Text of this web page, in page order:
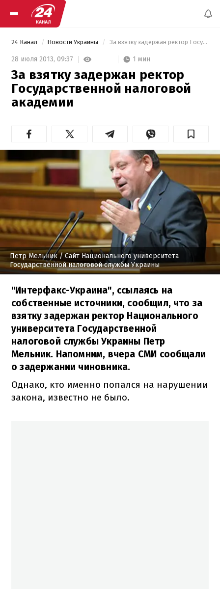
24 Канал Новости Украины За взятку задержан ректор Государственной налоговой академии
28 июля 2013, 09:37 1 мин
За взятку задержан ректор
Государственной налоговой
академии
Петр Мельник/ Сайт Национального университета
Государственной налоговой службы Украины
"Интерфакс-Украина", ссылаясь на
собственные источники, сообщил, что за
взятку задержан ректор Национального
университета Государственной
налоговой службы Украины Петр
Мельник. Напомним, вчера СМИ сообщали
о задержании чиновника.
Однако, кто именно попался на нарушении
закона, известно не было.